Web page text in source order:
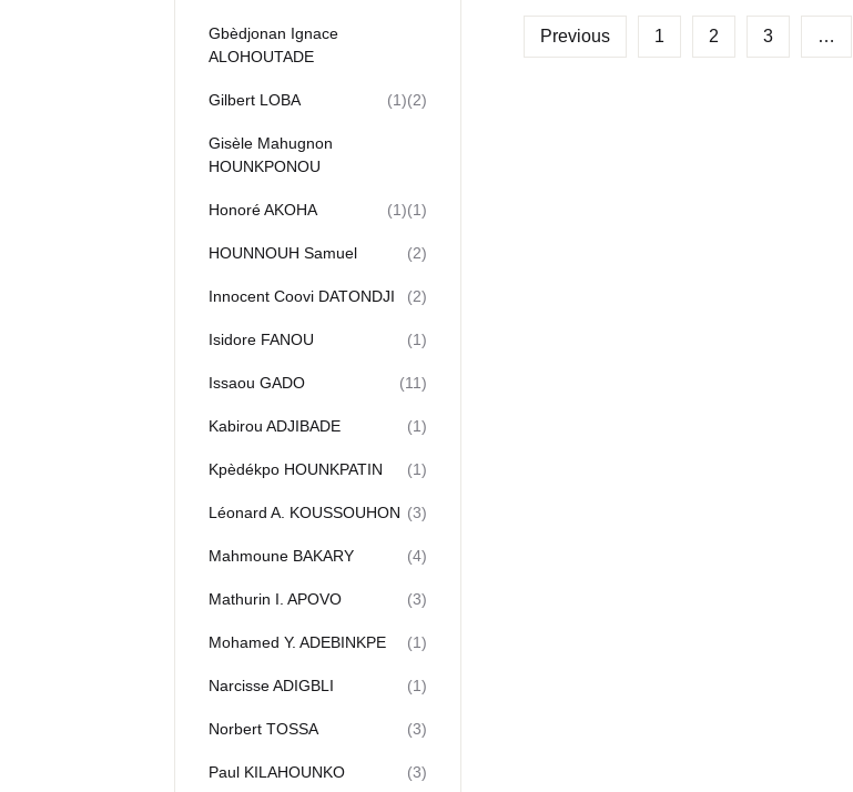
Previous 1 2 3 …
Gbèdjonan Ignace
ALOHOUTADE
(2)
Gilbert LOBA (1)
Gisèle Mahugnon
HOUNKPONOU
(1)
Honoré AKОНА (1)
HOUNNOUH Samuel (2)
Innocent Coovi DATONDJI (2)
Isidore FANOU (1)
Issaou GADO (11)
Kabirou ADJIBADE (1)
Kpèdékpo HOUNKPATIN (1)
Léonard A. KOUSSOUHON (3)
Mahmoune BAKARY (4)
Mathurin I. APOVO (3)
Mohamed Y. ADEBINKPΕ (1)
Narcisse ADIGBLI (1)
Norbert TOSSA (3)
Paul KILAHOUNKO (3)